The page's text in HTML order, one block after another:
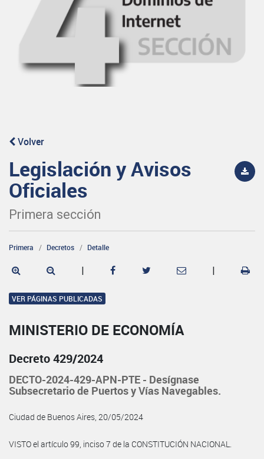
Volver
Legislación y Avisos
Oficiales
Primera sección
Primera Decretos Detalle
| |
VER PÁGINAS PUBLICADAS
MINISTERIO DE ECONOMÍA
Decreto 429/2024
DECTO-2024-429-APN-PTE - Desígnase
Subsecretario de Puertos y Vías Navegables.
Ciudad de Buenos Aires, 20/05/2024
VISTO el artículo 99, inciso 7 de la CONSTITUCIÓN NACIONAL.